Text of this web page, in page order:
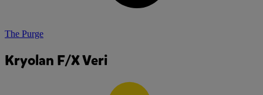
The Purge
Kryolan F/X Veri